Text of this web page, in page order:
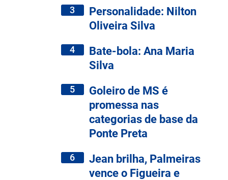
3
Personalidade: Nilton
Oliveira Silva
4
Bate-bola: Ana Maria
Silva
5
Goleiro de MS é
promessa nas
categorias de base da
Ponte Preta
6
Jean brilha, Palmeiras
vence o Figueira e